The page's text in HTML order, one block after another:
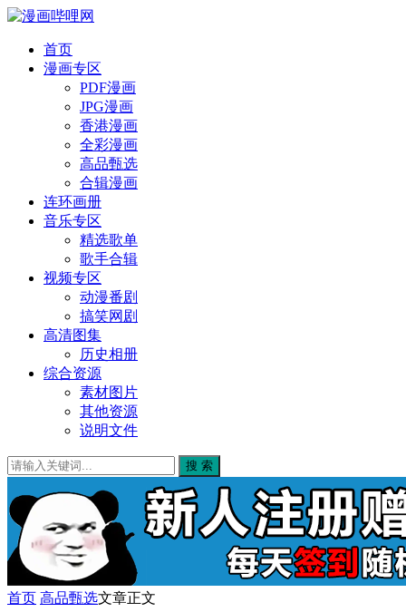
首页
漫画专区
PDF漫画
JPG漫画
香港漫画
全彩漫画
高品甄选
合辑漫画
连环画册
音乐专区
精选歌单
歌手合辑
视频专区
动漫番剧
搞笑网剧
高清图集
历史相册
综合资源
素材图片
其他资源
说明文件
搜 索
首页 高品甄选文章正文